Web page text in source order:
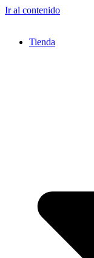
Ir al contenido
Tienda